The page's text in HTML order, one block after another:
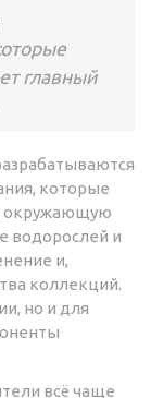
главный
которые
окружающую
водорослей и
и,
коллекций.
но и для
всё чаще